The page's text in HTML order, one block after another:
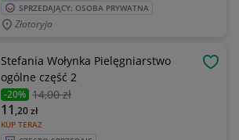
SPRZEDAJĄCY: OSOBA PRYWATNA
Złotoryja
Stefania Wołynka Pielęgniarstwo
ogólne część 2
-20% 14,00 zł
KUP TERAZ
11 ,20zł